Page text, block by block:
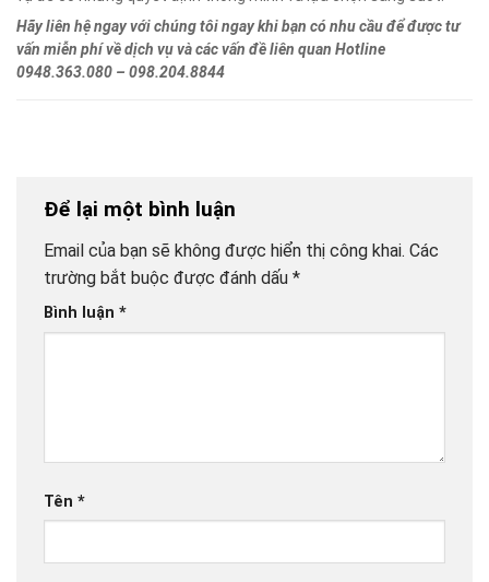
Hãy liên hệ ngay với chúng tôi ngay khi bạn có nhu cầu để được tư
vấn miễn phí về dịch vụ và các vấn đề liên quan Hotline
0948.363.080 – 098.204.8844
Để lại một bình luận
Email của bạn sẽ không được hiển thị công khai. Các
trường bắt buộc được đánh dấu *
Bình luận *
Tên *